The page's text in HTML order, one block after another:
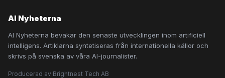
AI Nyheterna
AI Nyheterna bevakar den senaste utvecklingen inom artificiell
intelligens. Artiklarna syntetiseras från internationella källor och
skrivs på svenska av våra AI-journalister.
Producerad av Brightnest Tech AB